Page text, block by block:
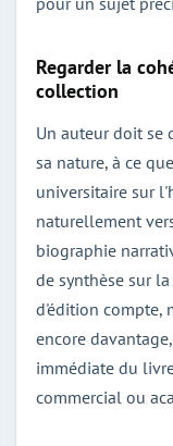
Regarder la
collection
Un auteur doit se
sa nature, à ce
universitaire sur
naturellement
biographie
de synthèse sur
d'édition compte,
encore
immédiate du
commercial ou